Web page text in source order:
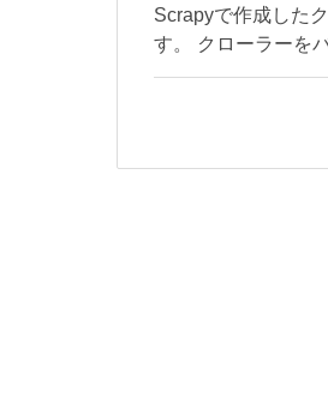
Scrapyで作成した
す。 クローラーを